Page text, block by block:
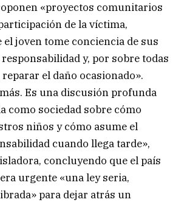
«proyectos comunitarios
de la víctima,
joven tome conciencia de sus
y, por sobre todas
el daño ocasionado».
Es una discusión profunda
como sociedad sobre cómo
niños y cómo asume el
cuando llega tarde»,
concluyendo que el país
urgente «una ley seria,
para dejar atrás un